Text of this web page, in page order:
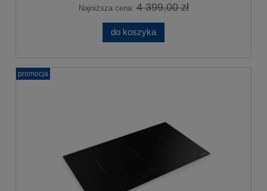
Najniższa cena:4 399,00 zł
do koszyka
promocja